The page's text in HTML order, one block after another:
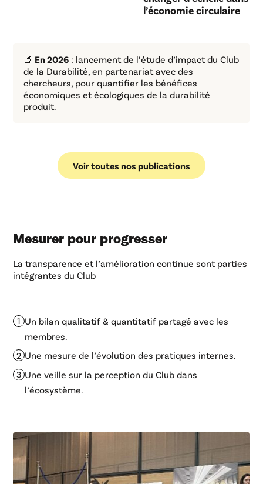
l’économie circulaire
🔬 En 2026 : lancement de l’étude d’impact du Club
de la Durabilité, en partenariat avec des
chercheurs, pour quantifier les bénéfices
économiques et écologiques de la durabilité
produit.
Voir toutes nos publications
Mesurer pour progresser
La transparence et l’amélioration continue sont parties
intégrantes du Club
Un bilan qualitatif & quantitatif partagé avec les
membres.
Une mesure de l’évolution des pratiques internes.
Une veille sur la perception du Club dans
l’écosystème.